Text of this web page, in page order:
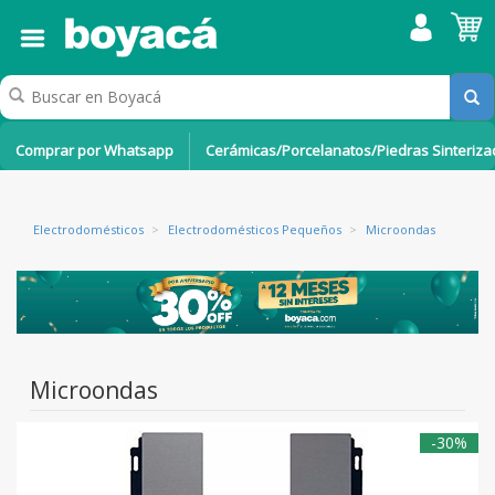
Comprar por Whatsapp Cerámicas/Porcelanatos/Piedras
Electrodomésticos > Electrodomésticos Pequeños > Microondas
Microondas
-30%